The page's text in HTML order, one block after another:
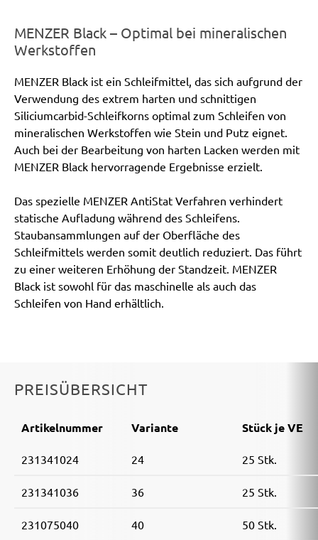
MENZER Black – Optimal bei mineralischen
Werkstoffen
MENZER Black ist ein Schleifmittel, das sich aufgrund der
Verwendung des extrem harten und schnittigen
Siliciumcarbid-Schleifkorns optimal zum Schleifen von
mineralischen Werkstoffen wie Stein und Putz eignet.
Auch bei der Bearbeitung von harten Lacken werden mit
MENZER Black hervorragende Ergebnisse erzielt.
Das spezielle MENZER AntiStat Verfahren verhindert
statische Aufladung während des Schleifens.
Staubansammlungen auf der Oberfläche des
Schleifmittels werden somit deutlich reduziert. Das führt
zu einer weiteren Erhöhung der Standzeit. MENZER
Black ist sowohl für das maschinelle als auch das
Schleifen von Hand erhältlich.
PREISÜBERSICHT
Artikelnummer Variante Stück je VE
231341024 24 25 Stk.
231341036 36 25 Stk.
231075040 40 50 Stk.